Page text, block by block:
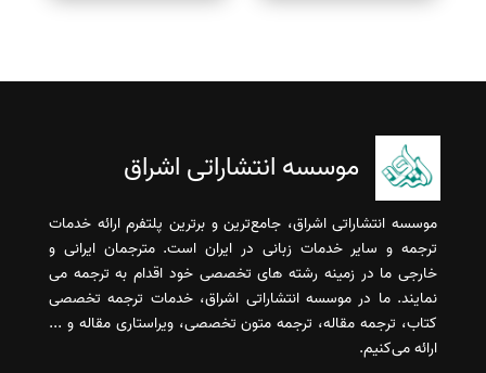
موسسه انتشاراتی اشراق
موسسه انتشاراتی اشراق، جامع‌ترین و برترین پلتفرم ارائه خدمات
ترجمه و سایر خدمات زبانی در ایران است. مترجمان ایرانی و
خارجی ما در زمینه رشته های تخصصی خود اقدام به ترجمه می
نمایند. ما در موسسه انتشاراتی اشراق، خدمات ترجمه تخصصی
کتاب، ترجمه مقاله، ترجمه متون تخصصی، ویراستاری مقاله و ...
ارائه می‌کنیم.